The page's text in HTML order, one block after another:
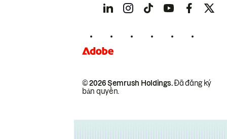
© 2026 Semrush Holdings.Đã đăng ký
bản quyền.